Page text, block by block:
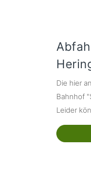
Die hier
Bahnhof
Leider